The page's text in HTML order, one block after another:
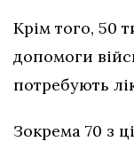
Крім того, 50
допомоги
потребують
Зокрема 70 з